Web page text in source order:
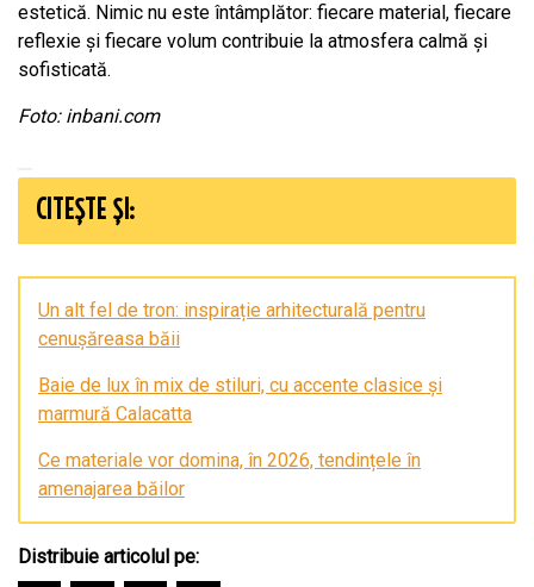
estetică. Nimic nu este întâmplător: fiecare material, fiecare
reflexie și fiecare volum contribuie la atmosfera calmă și
sofisticată.
Foto: inbani.com
CITEȘTE ȘI:
Un alt fel de tron: inspirație arhitecturală pentru
cenușăreasa băii
Baie de lux în mix de stiluri, cu accente clasice și
marmură Calacatta
Ce materiale vor domina, în 2026, tendințele în
amenajarea băilor
Distribuie articolul pe: